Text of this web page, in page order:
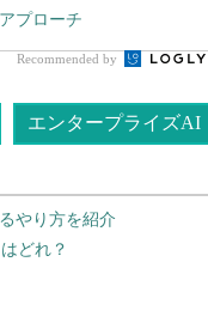
プローチ
Recommended by
エンタープライズAI
やり方を紹介
どれ？